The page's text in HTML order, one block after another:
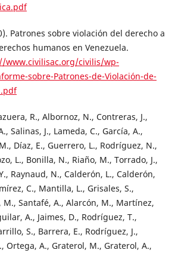
Patrones sobre violación del derecho a
humanos en Venezuela.
www.civilisac.org/civilis/wp-
sobre-Patrones-de-Violación-de-
R., Albornoz, N., Contreras, J.,
Salinas, J., Lameda, C., García, A.,
Díaz, E., Guerrero, L., Rodríguez, N.,
L., Bonilla, N., Riaño, M., Torrado, J.,
Raynaud, N., Calderón, L., Calderón,
C., Mantilla, L., Grisales, S.,
M., Santafé, A., Alarcón, M., Martínez,
A., Jaimes, D., Rodríguez, T.,
S., Barrera, E., Rodríguez, J.,
Ortega, A., Graterol, M., Graterol, A.,